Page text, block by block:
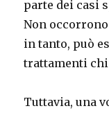
parte dei casi
Non
in tanto, può
trattamenti
Tuttavia, una